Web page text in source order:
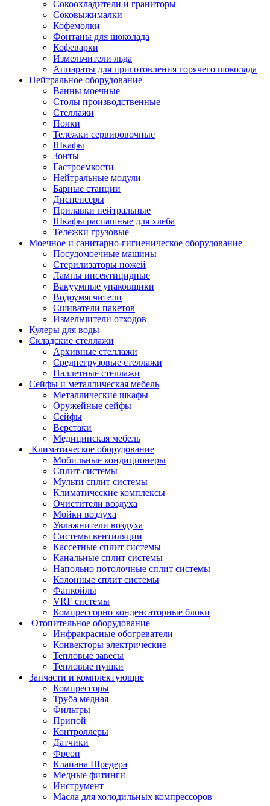
Сокоохладители и граниторы
Соковыжималки
Кофемолки
Фонтаны для шоколада
Кофеварки
Измельчители льда
Аппараты для приготовления горячего шоколада
Нейтральное оборудование
Ванны моечные
Столы производственные
Стеллажи
Полки
Тележки сервировочные
Шкафы
Зонты
Гастроемкости
Нейтральные модули
Барные станции
Диспенсеры
Прилавки нейтральные
Шкафы распашные для хлеба
Тележки грузовые
Моечное и санитарно-гигиеническое оборудование
Посудомоечные машины
Стерилизаторы ножей
Лампы инсектицидные
Вакуумные упаковщики
Водоумягчители
Сшиватели пакетов
Измельчители отходов
Кулеры для воды
Складские стеллажи
Архивные стеллажи
Среднегрузовые стеллажи
Паллетные стеллажи
Сейфы и металлическая мебель
Металлические шкафы
Оружейные сейфы
Сейфы
Верстаки
Медицинская мебель
Климатическое оборудование
Мобильные кондиционеры
Сплит-системы
Мульти сплит системы
Климатические комплексы
Очистители воздуха
Мойки воздуха
Увлажнители воздуха
Системы вентиляции
Кассетные сплит системы
Канальные сплит системы
Напольно потолочные сплит системы
Колонные сплит системы
Фанкойлы
VRF системы
Компрессорно конденсаторные блоки
Отопительное оборудование
Инфракрасные обогреватели
Конвекторы электрические
Тепловые завесы
Тепловые пушки
Запчасти и комплектующие
Компрессоры
Труба медная
Фильтры
Припой
Контроллеры
Датчики
Фреон
Клапана Шредера
Медные фитинги
Инструмент
Масла для холодильных компрессоров